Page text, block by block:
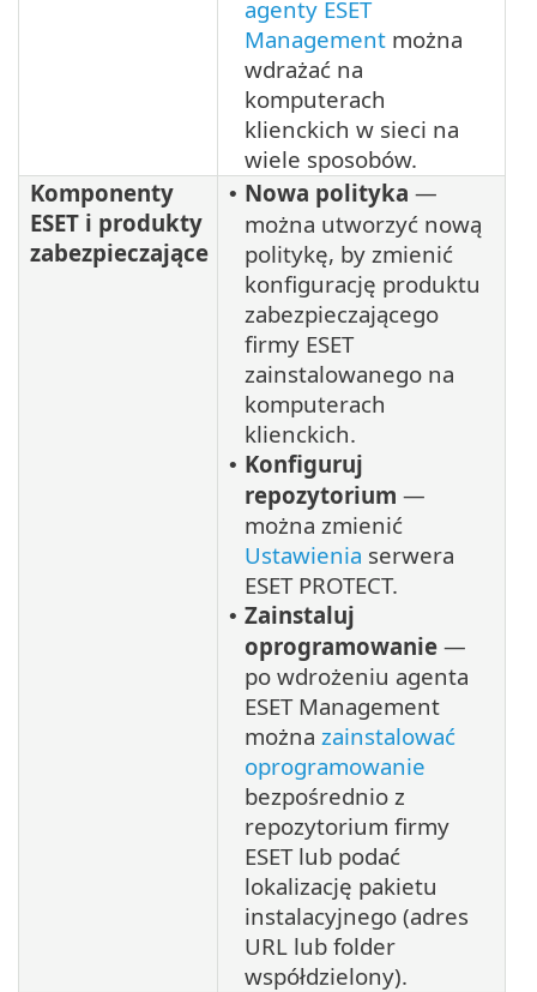
agenty ESET
Management można
wdrażać na
komputerach
klienckich w sieci na
wiele sposobów.
Komponenty
ESET i produkty
zabezpieczające
• Nowa polityka —
można utworzyć nową
politykę, by zmienić
konfigurację produktu
zabezpieczającego
firmy ESET
zainstalowanego na
komputerach
klienckich.
• Konfiguruj
repozytorium —
można zmienić
Ustawienia serwera
ESET PROTECT.
• Zainstaluj
oprogramowanie —
po wdrożeniu agenta
ESET Management
można zainstalować
oprogramowanie
bezpośrednio z
repozytorium firmy
ESET lub podać
lokalizację pakietu
instalacyjnego (adres
URL lub folder
współdzielony).